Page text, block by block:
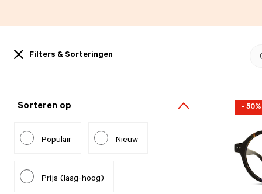
Filters & Sorteringen
Sorteren op
Populair Nieuw
Prijs (laag-hoog)
-